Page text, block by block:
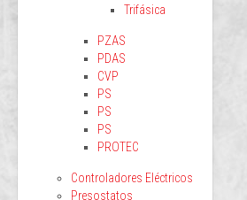
Trifásica
PZAS
PDAS
CVP
PS
PS
PS
PROTEC
Controladores Eléctricos
Presostatos